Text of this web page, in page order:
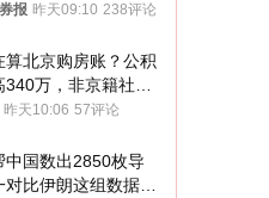
报 昨天09:10 238评论
算北京购房账？公积
万，非京籍社保
昨天10:06 57评论
中国数出2850枚导
比伊朗这组数据，